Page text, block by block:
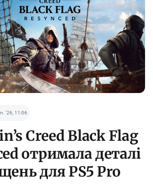
'26, 11:06
Creed Black Flag
отримала деталі
для PS5 Pro